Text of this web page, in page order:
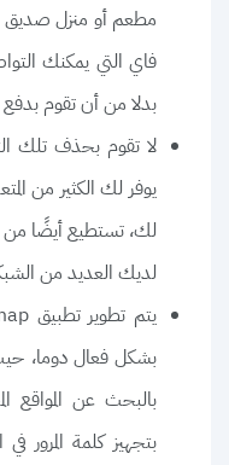
مطعم أو منزل صديق
فاي التي يمكنك
بدلا من أن تقوم بدفع
لا تقوم بحذف تلك
يوفر لك الكثير من
لك، تستطيع أيضًا
لديك العديد من
بشكل فعال دوما،
بالبحث عن المواقع
بتجهيز كلمة المرور